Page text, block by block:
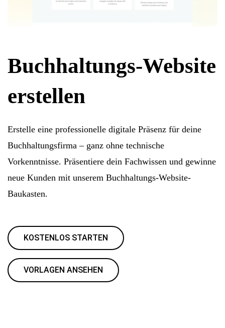
Buchhaltungs-Website
erstellen
Erstelle eine professionelle digitale Präsenz für deine
Buchhaltungsfirma – ganz ohne technische
Vorkenntnisse. Präsentiere dein Fachwissen und gewinne
neue Kunden mit unserem Buchhaltungs-Website-
Baukasten.
KOSTENLOS STARTEN
VORLAGEN ANSEHEN